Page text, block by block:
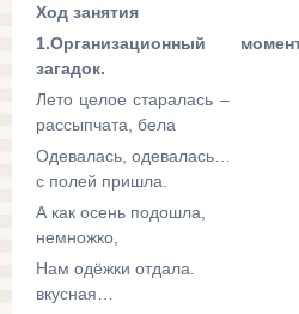
Ход занятия
1.Организационный
загадок.
Лето целое
рассыпчата, бела
Одевалась,
с полей пришла.
А как осень подошла,
немножко,
Нам одёжки отдала.
вкусная…